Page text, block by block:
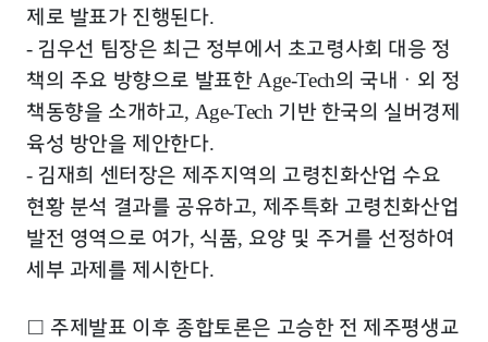
제로 발표가 진행된다.
- 김우선 팀장은 최근 정부에서 초고령사회 대응 정
책의 주요 방향으로 발표한Age-Tech의 국내 ㆍ 외 정
책동향을 소개하고, Age-Tech 기반 한국의 실버경제
육성 방안을 제안한다.
- 김재희 센터장은 제주지역의 고령친화산업 수요
현황 분석 결과를 공유하고, 제주특화 고령친화산업
발전 영역으로 여가, 식품, 요양 및 주거를 선정하여
세부 과제를 제시한다.
□ 주제발표 이후 종합토론은 고승한 전 제주평생교